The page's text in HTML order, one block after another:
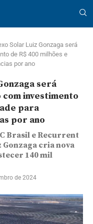
Solar Luiz Gonzaga será
de R$ 400 milhões e
por ano
será
investimento
para
por ano
Brasil e Recurrent
cria nova
140 mil
de 2024